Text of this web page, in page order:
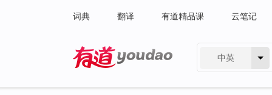
词典 翻译 有道精品课 云笔记
中英